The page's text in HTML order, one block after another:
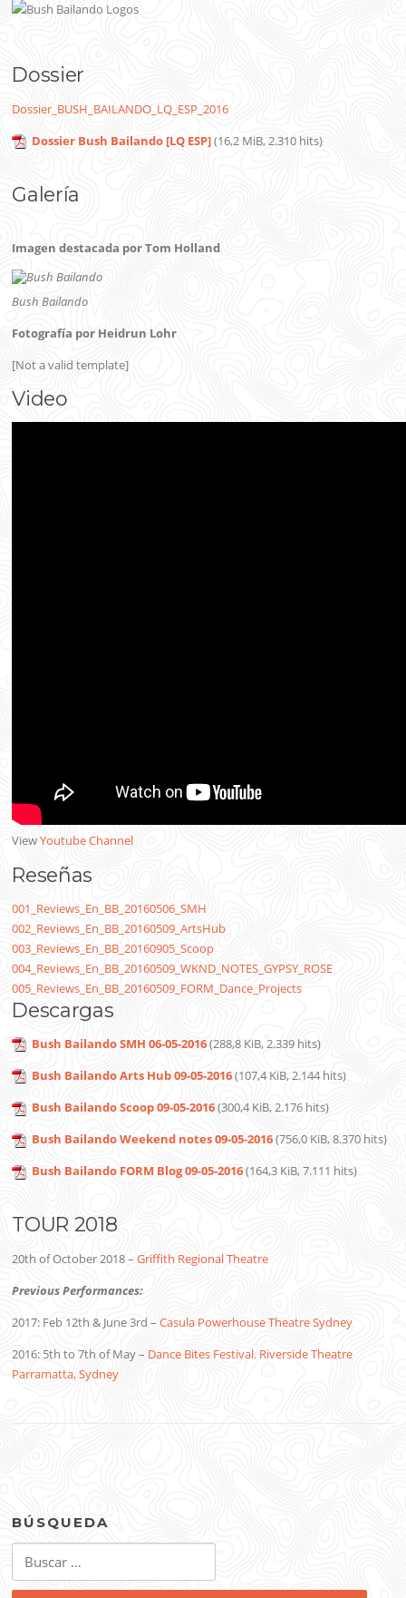
Dossier
Dossier_BUSH_BAILANDO_LQ_ESP_2016
Dossier Bush Bailando [LQ ESP](16,2 MiB, 2.310 hits)
Galería
Imagen destacada por Tom Holland
Bush Bailando
Fotografía por Heidrun Lohr
[Not a valid template]
Video
ViewYoutube Channel
Reseñas
001_Reviews_En_BB_20160506_SMH
002_Reviews_En_BB_20160509_ArtsHub
003_Reviews_En_BB_20160905_Scoop
004_Reviews_En_BB_20160509_WKND_NOTES_GYPSY_ROSE
005_Reviews_En_BB_20160509_FORM_Dance_Projects
Descargas
Bush Bailando SMH 06-05-2016(288,8 KiB, 2.339 hits)
Bush Bailando Arts Hub 09-05-2016(107,4 KiB, 2.144 hits)
Bush Bailando Scoop 09-05-2016(300,4 KiB, 2.176 hits)
Bush Bailando Weekend notes 09-05-2016(756,0 KiB, 8.370 hits)
Bush Bailando FORM Blog 09-05-2016(164,3 KiB, 7.111 hits)
TOUR 2018
20th of October 2018 –Griffith Regional Theatre
Previous Performances:
2017: Feb 12th & June 3rd –Casula Powerhouse Theatre Sydney
2016: 5th to 7th of May – Dance Bites Festival. Riverside Theatre
Parramatta, Sydney
BÚSQUEDA